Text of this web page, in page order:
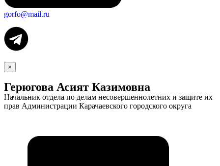
gorfo@mail.ru
×
Герюгова Асият Казимовна
Начальник отдела по делам несовершеннолетних и защите их
прав Администрации Карачаевского городского округа